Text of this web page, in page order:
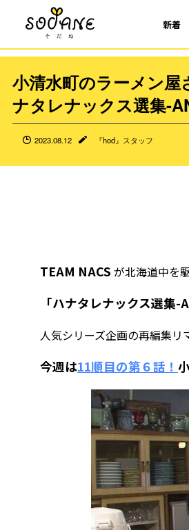
新着
小清水町のラーメン屋
ナタレナックス選集-
2023.08.12 『hod』スタッフ
TEAM NACS が北海道中を
「ハナタレナックス選集-
人気シリーズ企画の再編集リ
今週は11順目の第６話！